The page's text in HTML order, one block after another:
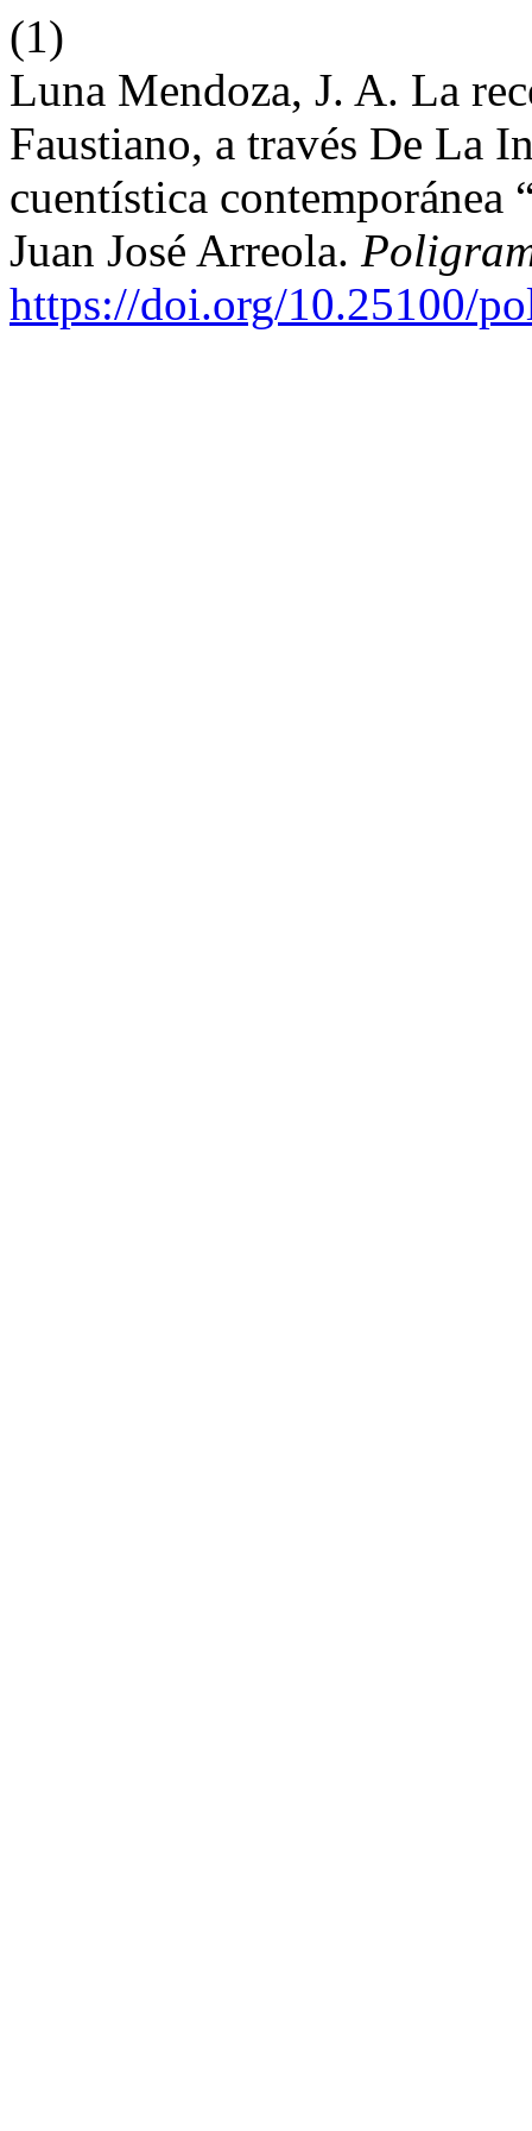
(1)
Luna Mendoza, J. A. La
Faustiano, a través De La
cuentística
Juan José Arreola.
https://doi.org/10.25100/